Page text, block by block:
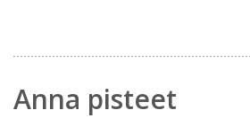
Anna pisteet